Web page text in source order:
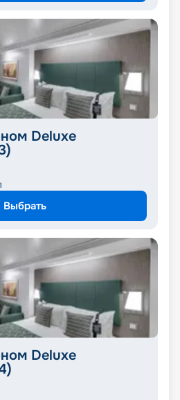
Deluxe
Выбрать
Deluxe